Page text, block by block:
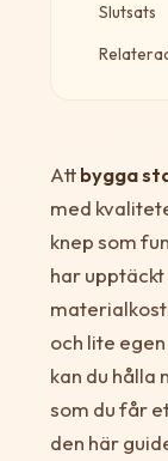
Slutsats
Attbygga
med
knep som
har
och lite
kan du
som du får
den här